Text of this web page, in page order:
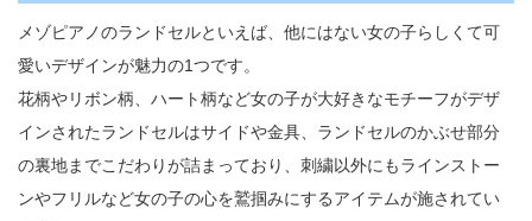
メゾピアノのランドセルといえば、他にはない女の子らしくて可
愛いデザインが魅力の1つです。
花柄やリボン柄、ハート柄など女の子が大好きなモチーフがデザ
インされたランドセルはサイドや金具、ランドセルのかぶせ部分
の裏地までこだわりが詰まっており、刺繍以外にもラインストー
ンやフリルなど女の子の心を鷲掴みにするアイテムが施されてい